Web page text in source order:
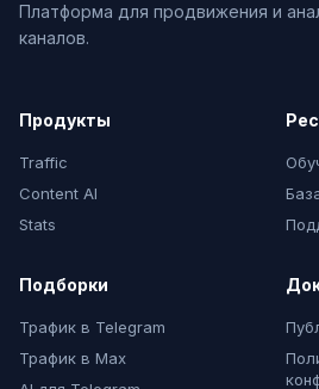
Платформа для продвижения и
каналов.
Продукты
Traffic
Content AI
Stats
Подборки
Трафик в Telegram
Трафик в Max